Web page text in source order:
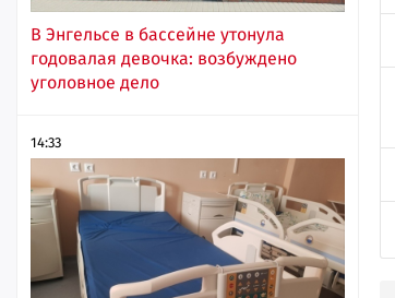
В Энгельсе в бассейне утонула
годовалая девочка: возбуждено
уголовное дело
14:33